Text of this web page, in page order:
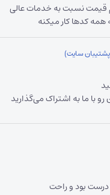
قیمت نسبت به خدمات عالی
همه کدها کار میکنه
رو با ما به اشتراک می‌گذارید
بود و راحت